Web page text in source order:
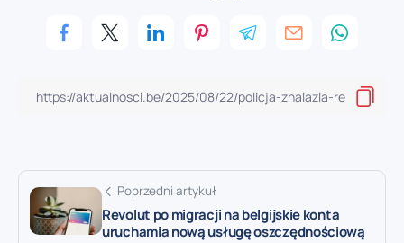
Poprzedni artykuł
Revolut po migracji na belgijskie konta
uruchamia nową usługę oszczędnościową